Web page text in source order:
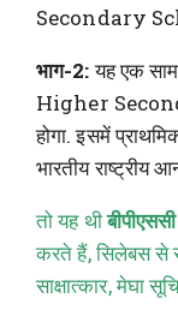
Secondary
भाग-2:यह एक
Higher
होगा. इसमें
भारतीय राष्ट्रीय
तो यह थी
करते हैं, सिलेबस से
साक्षात्कार, मेघा